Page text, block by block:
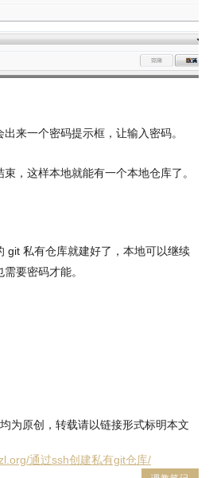
来一个密码提示框，让输入密码。
，这样本地就能有一个本地仓库了。
git 私有仓库就建好了，本地可以继续
要密码才能。
为原创，转载请以链接形式标明本文
通过ssh创建私有git仓库/